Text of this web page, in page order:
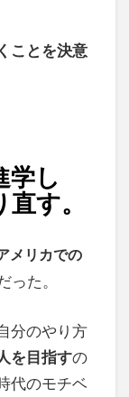
ことを決意
学し
す。
メリカでの
った。
分のやり方
を目指すの
代のモチベ